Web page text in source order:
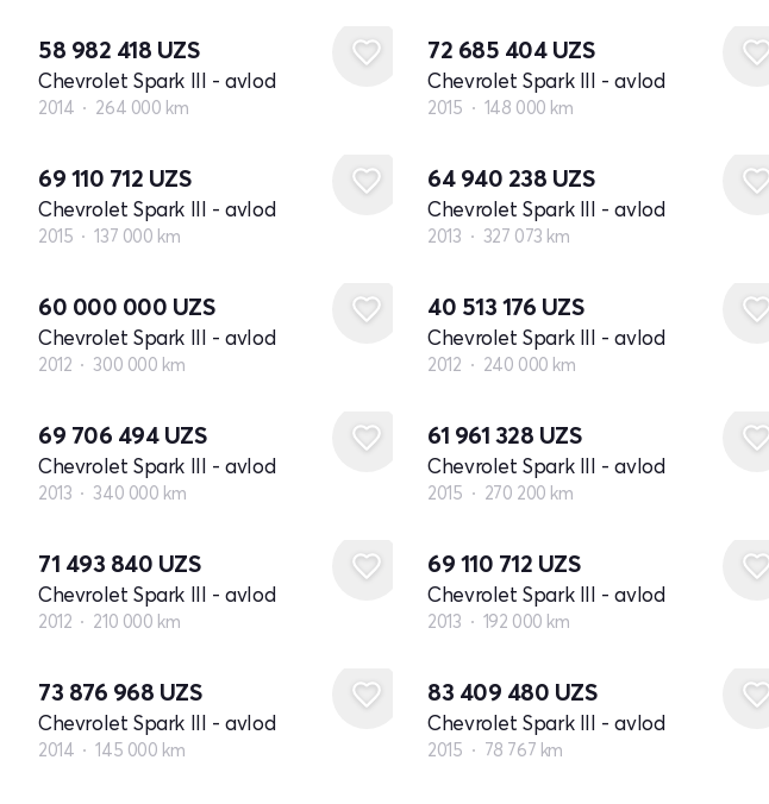
58 982 418 UZS
Chevrolet Spark III - avlod
2014 264 000 km
72 685 404 UZS
Chevrolet Spark III - avlod
2015 148 000 km
69 110 712 UZS
Chevrolet Spark III - avlod
2015 137 000 km
64 940 238 UZS
Chevrolet Spark III - avlod
2013 327 073 km
60 000 000 UZS
Chevrolet Spark III - avlod
2012 300 000 km
40 513 176 UZS
Chevrolet Spark III - avlod
2012 240 000 km
69 706 494 UZS
Chevrolet Spark III - avlod
2013 340 000 km
61 961 328 UZS
Chevrolet Spark III - avlod
2015 270 200 km
71 493 840 UZS
Chevrolet Spark III - avlod
2012 210 000 km
69 110 712 UZS
Chevrolet Spark III - avlod
2013 192 000 km
73 876 968 UZS
Chevrolet Spark III - avlod
2014 145 000 km
83 409 480 UZS
Chevrolet Spark III - avlod
2015 78 767 km